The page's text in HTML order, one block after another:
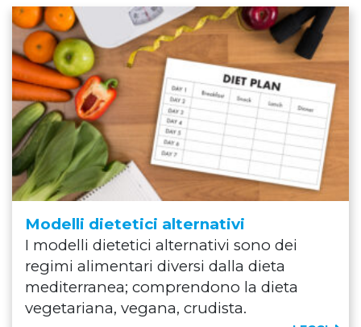
Modelli dietetici alternativi
I modelli dietetici alternativi sono dei
regimi alimentari diversi dalla dieta
mediterranea; comprendono la dieta
vegetariana, vegana, crudista.